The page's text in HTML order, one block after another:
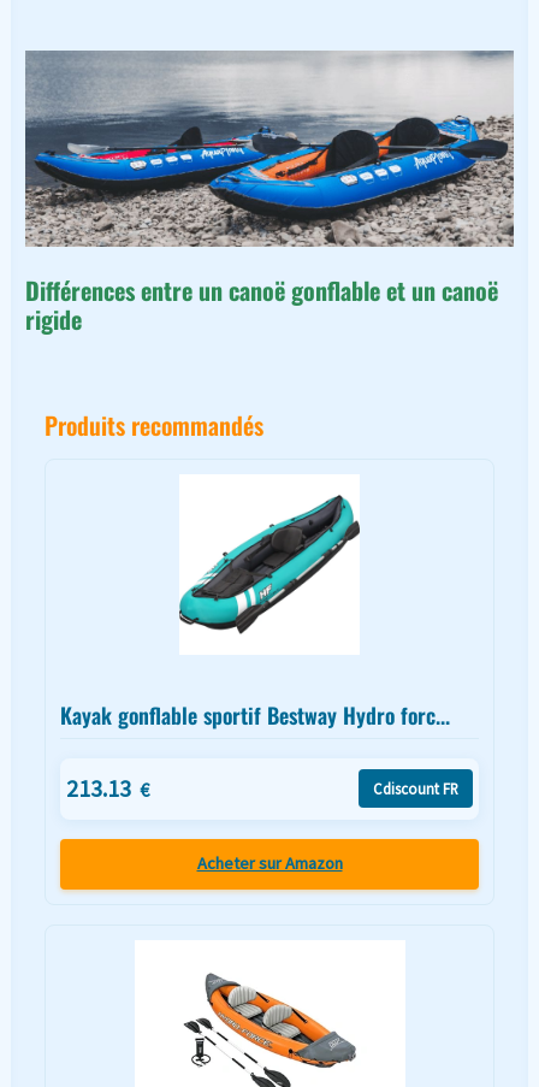
Différences entre un canoë gonflable et un canoë
rigide
Produits recommandés
Kayak gonflable sportif Bestway Hydro forc...
213.13 € Cdiscount FR
Acheter sur Amazon